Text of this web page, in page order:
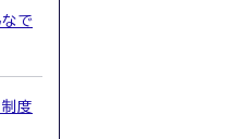
で
度